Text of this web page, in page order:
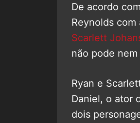
De acordo
Reynolds
Scarlett
não pode
Ryan e
Daniel, o ator
dois